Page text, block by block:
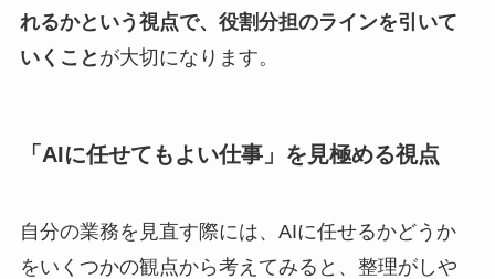
れるかという視点で、役割分担のラインを引いて
いくこと が大切になります。
「AIに任せてもよい仕事」を見極める視点
自分の業務を見直す際には、AIに任せるかどうか
をいくつかの観点から考えてみると、整理がしや